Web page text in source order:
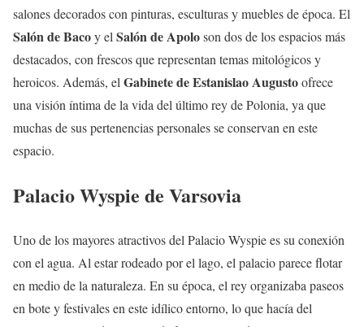
salones decorados con pinturas, esculturas y muebles de época. El
Salón de Bacoy el Salón de Apoloson dos de los espacios más
destacados, con frescos que representan temas mitológicos y
heroicos. Además, el Gabinete de Estanislao Augustoofrece
una visión íntima de la vida del último rey de Polonia, ya que
muchas de sus pertenencias personales se conservan en este
espacio.
Palacio Wyspie de Varsovia
Uno de los mayores atractivos del Palacio Wyspie es su conexión
con el agua. Al estar rodeado por el lago, el palacio parece flotar
en medio de la naturaleza. En su época, el rey organizaba paseos
en bote y festivales en este idílico entorno, lo que hacía del